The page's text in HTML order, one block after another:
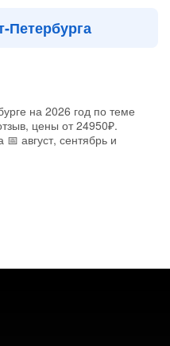
Петербурга
на 2026 год по теме
цены от 24950₽.
август, сентябрь и